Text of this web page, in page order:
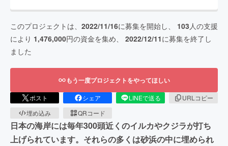
このプロジェクトは、 2022/11/16に募集を開始し、 103 人の支援
により 1,476,000円の資金を集め、 2022/12/11に募集を終了し
ました
もう一度プロジェクトをやってほしい
ポスト シェア LINEで送る
URLコピー
埋め込み
QRコード
日本の海岸には毎年300頭近くのイルカやクジラが打ち
上げられています。それらの多くは砂浜の中に埋められ